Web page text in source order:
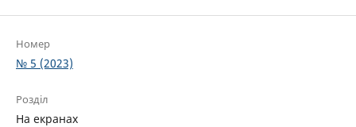
Номер
№ 5 (2023)
Розділ
На екранах